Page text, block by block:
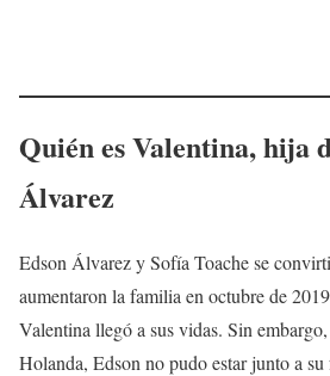
Quién es Valentina, hija
Álvarez
Edson Álvarez y Sofía Toache se
aumentaron la familia en octubre de
Valentina llegó a sus vidas. Sin
Holanda, Edson no pudo estar junto a